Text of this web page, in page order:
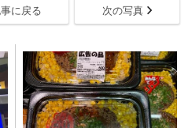
に戻る 次の写真